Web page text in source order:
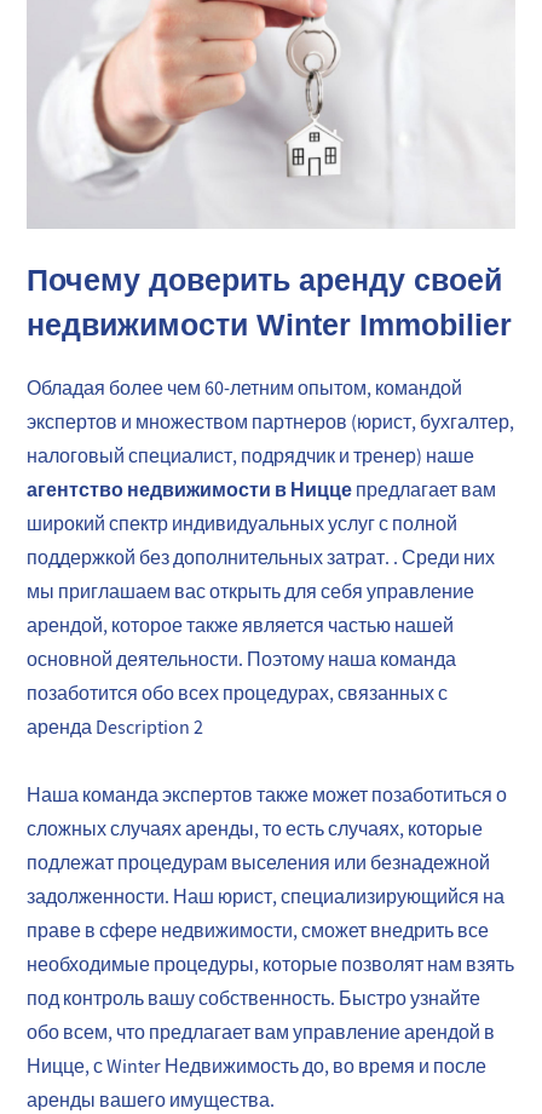
Почему доверить аренду своей
недвижимости Winter Immobilier
Обладая более чем 60-летним опытом, командой
экспертов и множеством партнеров (юрист, бухгалтер,
налоговый специалист, подрядчик и тренер) наше
агентство недвижимости в Ницце предлагает вам
широкий спектр индивидуальных услуг с полной
поддержкой без дополнительных затрат. . Среди них
мы приглашаем вас открыть для себя управление
арендой, которое также является частью нашей
основной деятельности. Поэтому наша команда
позаботится обо всех процедурах, связанных с
аренда Description 2
Наша команда экспертов также может позаботиться о
сложных случаях аренды, то есть случаях, которые
подлежат процедурам выселения или безнадежной
задолженности. Наш юрист, специализирующийся на
праве в сфере недвижимости, сможет внедрить все
необходимые процедуры, которые позволят нам взять
под контроль вашу собственность. Быстро узнайте
обо всем, что предлагает вам управление арендой в
Ницце, сWinter Недвижимостьдо, во время и после
аренды вашего имущества.